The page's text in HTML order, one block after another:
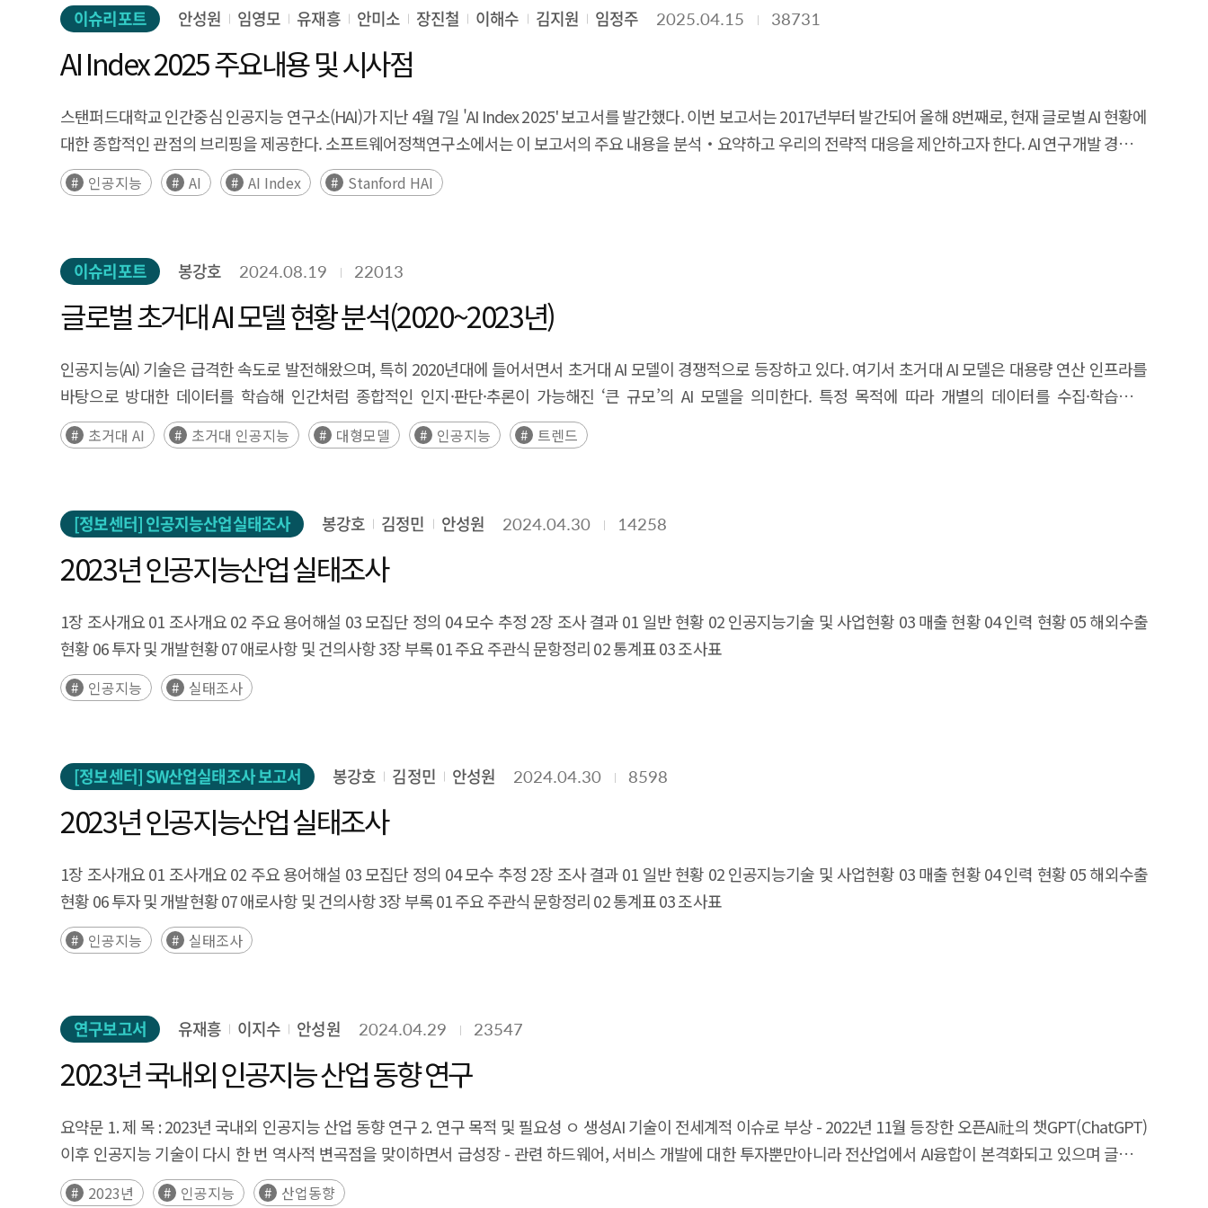
real service value.
and digital talents. In this article, we conducted a survey of companies and universities on attracting overseas digital talent, as well as in-depth interviews with
companies are short of domestic talent and want to hire overseas digital talent, and that there is a high demand for overseas digital talent in small and medium-
respondents identified providing information on overseas talents, financial support, and improving the visa system as important and urgent policies to solve this
problem. It is analyzed that it is necessary to prepare customized support policies to solve the difficulties of each company, targeting SMEs and start-ups that
have a high demand for overseas digital talents but are having difficulty hiring them. The overseas digital talent who participated in the in-depth interviews
considered smooth communication, career opportunities and a stable family environment to be important factors in finding a job. While companies and
companies to access overseas talent information. In order to attract overseas digital talent to Korea and support their stable settlement, it is necessary to create
a holistic ecosystem for attraction, settlement, and permanent residence. Tailored policies and systematic support systems based on solving the challenges
faced by companies in acquiring global digital talent are needed. In the case of the visa system, it is necessary to develop visas and related programs tailored to
the characteristics of the digital industry, and improve the visa system to minimize barriers for digital overseas talent to stay in Korea. In order for overseas digital
talents to settle and work stably in Korea in the long term, Korea should continue to provide various support policies such as continuous Korean language
training, support for adapting to corporate culture, and support for housing, schooling, and other aspects of life.
이슈리포트 안성원 임영모 유재흥 안미소 장진철 이해수 김지원 임정주 2025.04.15 38731
AI Index 2025 주요내용 및 시사점
스탠퍼드대학교 인간중심 인공지능 연구소(HAI)가 지난 4월 7일 'AI Index 2025' 보고서를 발간했다. 이번 보고서는 2017년부터 발간되어 올해 8번째로, 현재 글로벌 AI 현황에
대한 종합적인 관점의 브리핑을 제공한다. 소프트웨어정책연구소에서는 이 보고서의 주요 내용을 분석‧요약하고 우리의 전략적 대응을 제안하고자 한다. AI 연구개발 경쟁은
매년 더욱 치열해지고 있으며, 선두 주자인 미국과의 경쟁에서 중국의 약진이 두드러진다. AI의 성능은 매년 급격하게 증가하여 이를 측정하기 위한 새로운 벤치마크들이
등장했다. 고성능 모델들은 모델 간 성능 격차가 줄어들어 상향 평준화 되었다. 또한, AI의 활용 확산은 과학과 의료계의 발전을 이끌고 있으며, AI의 활용이 확산됨에 따라
전망이 증가하고 있는 가운데, 공정성에 대한 신뢰도는 감소하는 양상을 보였다. Executive Summary The Stanford Institute for Human-Centered Artificial
Intelligence(HAI) released the 'AI Index 2025' report on April 7th. This report that published since 2017, is the 8th this year and provides a comprehensive
perspective briefing on the current global AI situation. The SPRi analyzes and summarizes the main contents of this report and proposes our strategic response.
The competition in AI research and development is becoming more intense every year, and China's advances are notable in its competition with the United
States, the leader. The performance of AI has increased rapidly every year, and new benchmarks have emerged to measure it. High-performance models have
become more standardized as the performance gap between models has narrowed. In addition, the spread of AI utilization is leading to the development of
science and medicine, and various efforts for responsible AI are also being promoted as the use of AI spreads. Accordingly, each country is increasing regulatory
increasing optimism, trust in fairness is showing a decreasing trend.
인공지능 AI AI Index Stanford HAI
이슈리포트 봉강호 2024.08.19 22013
글로벌 초거대 AI 모델 현황 분석(2020~2023년)
인공지능(AI) 기술은 급격한 속도로 발전해왔으며, 특히 2020년대에 들어서면서 초거대 AI 모델이 경쟁적으로 등장하고 있다. 여기서 초거대 AI 모델은 대용량 연산 인프라를
바탕으로 방대한 데이터를 학습해 인간처럼 종합적인 인지·판단·추론이 가능해진 ‘큰 규모’의 AI 모델을 의미한다. 특정 목적에 따라 개별의 데이터를 수집·학습하여
만들어지는 기존의 일반 AI는 학습된 과업(task)에 한하여 수행이 가능한 반면, 초거대 AI는 더욱 복잡하고 광범위한 분야에서 과업을 수행할 수 있다. 본고에서는 2020년부터
2023년까지 전 세계에 출시된 초거대 AI 모델 현황을 분석하고, 글로벌 기술 동향과 트렌드를 살펴보았다. 구체적으로, 미국 민간 연구단체인 ‘EPOCH AI’가 최근 업데이트
초거대 AI 초거대 인공지능 대형모델 인공지능 트렌드
[정보센터] 인공지능산업실태조사 봉강호 김정민 안성원 2024.04.30 14258
2023년 인공지능산업 실태조사
1장 조사개요 01 조사개요 02 주요 용어해설 03 모집단 정의 04 모수 추정 2장 조사 결과 01 일반 현황 02 인공지능기술 및 사업현황 03 매출 현황 04 인력 현황 05 해외수출
현황 06 투자 및 개발현황 07 애로사항 및 건의사항 3장 부록 01 주요 주관식 문항정리 02 통계표 03 조사표
인공지능 실태조사
[정보센터] SW산업실태조사 보고서 봉강호 김정민 안성원 2024.04.30 8598
2023년 인공지능산업 실태조사
1장 조사개요 01 조사개요 02 주요 용어해설 03 모집단 정의 04 모수 추정 2장 조사 결과 01 일반 현황 02 인공지능기술 및 사업현황 03 매출 현황 04 인력 현황 05 해외수출
현황 06 투자 및 개발현황 07 애로사항 및 건의사항 3장 부록 01 주요 주관식 문항정리 02 통계표 03 조사표
인공지능 실태조사
연구보고서 유재흥 이지수 안성원 2024.04.29 23547
2023년 국내외 인공지능 산업 동향 연구
요약문 1. 제 목 : 2023년 국내외 인공지능 산업 동향 연구 2. 연구 목적 및 필요성 ㅇ 생성AI 기술이 전세계적 이슈로 부상 - 2022년 11월 등장한 오픈AI社의 챗GPT(ChatGPT)
이후 인공지능 기술이 다시 한 번 역사적 변곡점을 맞이하면서 급성장 - 관련 하드웨어, 서비스 개발에 대한 투자뿐만아니라 전산업에서 AI융합이 본격화되고 있으며 글로벌
빅테크를 중심으로 한 주도권 경쟁이 치열해 지고 있는 상황 - 한편, 확률적 산출물 조합에 기반한 생성AI 기술의 한계, 생성물의 오남요에 따른 사회적 부작용 등 AI에 대한
2023년 인공지능 산업동향